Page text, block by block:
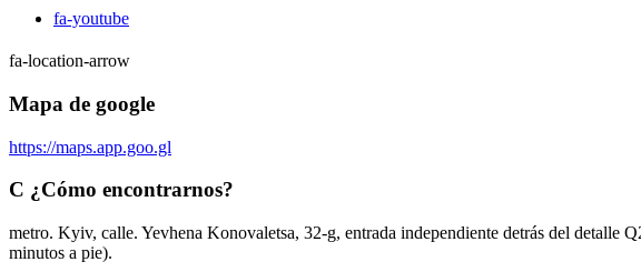
fa-youtube
fa-location-arrow
Mapa de google
https://maps.app.goo.gl
C ¿Cómo encontrarnos?
metro. Kyiv, calle. Yevhena Konovaletsa, 32-g, entrada independiente detrás del detalle
minutos a pie).